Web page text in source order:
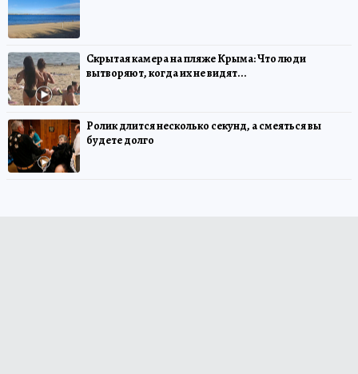
Скрытая камера на пляже Крыма: Что люди
вытворяют, когда их не видят...
Ролик длится несколько секунд, а смеяться вы
будете долго